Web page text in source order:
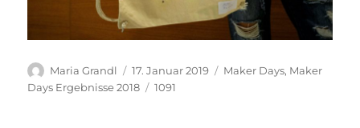
Autor
Maria Grandl
Veröffentlicht
am
17. Januar 2019 Kategorien
Maker Days, Maker
Days Ergebnisse 2018
Schlagwörter
1091